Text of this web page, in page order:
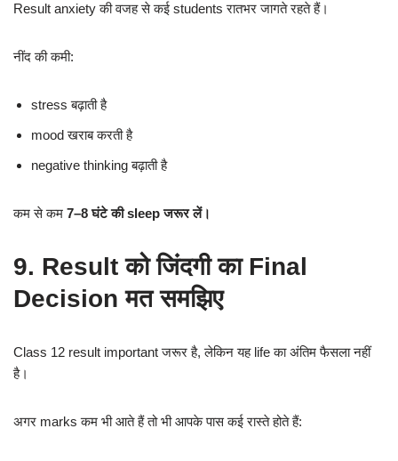
Result anxiety की वजह से कई students रातभर जागते रहते हैं।
नींद की कमी:
stress बढ़ाती है
mood खराब करती है
negative thinking बढ़ाती है
कम से कम 7–8 घंटे की sleep जरूर लें।
9. Result को जिंदगी का Final
Decision मत समझिए
Class 12 result important जरूर है, लेकिन यह life का अंतिम फैसला नहीं
है।
अगर marks कम भी आते हैं तो भी आपके पास कई रास्ते होते हैं: